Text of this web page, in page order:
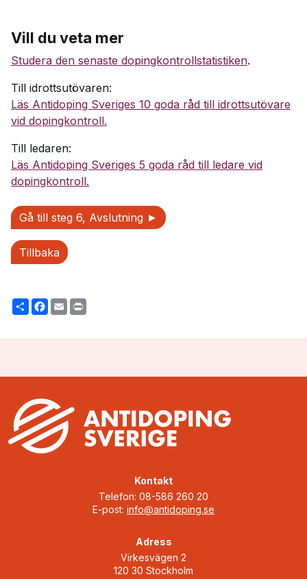
Vill du veta mer
Studera den senaste dopingkontrollstatistiken.
Till idrottsutövaren:
Läs Antidoping Sveriges 10 goda råd till idrottsutövare
vid dopingkontroll.
Till ledaren:
Läs Antidoping Sveriges 5 goda råd till ledare vid
dopingkontroll.
Gå till steg 6, Avslutning ►
Tillbaka
ShareFacebook
Email
Kontakt
Telefon: 08-586 260 20
E-post: info@antidoping.se
Adress
Virkesvägen 2
120 30 Stockholm